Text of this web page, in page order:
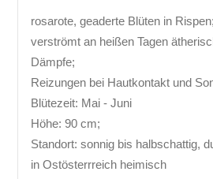
rosarote, geaderte Blüten in Rispen;
verströmt an heißen Tagen
Dämpfe;
Reizungen bei Hautkontakt und
Blütezeit: Mai - Juni
Höhe: 90 cm;
Standort: sonnig bis halbschattig,
in Ostösterrreich heimisch